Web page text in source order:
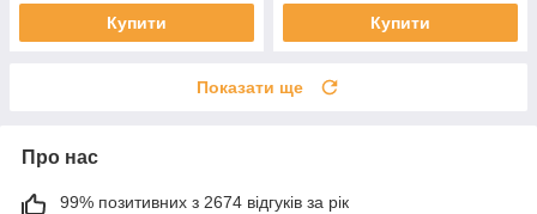
Купити Купити
Показати ще
Про нас
99% позитивних з 2674 відгуків за рік